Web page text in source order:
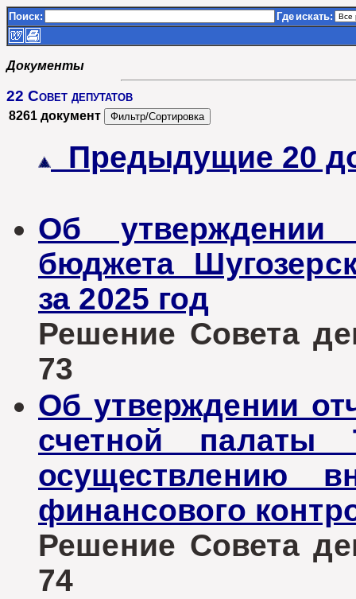
Поиск: Где искать:
Документы
22 Совет депутатов
8261 документ
Предыдущие 20
Об утверждении
бюджета
за 2025 год
Решение Совета
73
Об утверждении
счетной палаты
осуществлению
финансового
Решение Совета
74